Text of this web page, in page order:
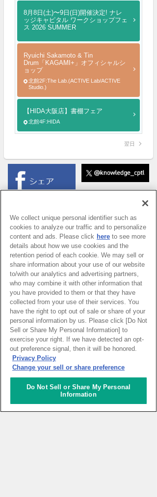
8月8日(土)〜9日(日)開催決定! ナレ
ッジキャピタル ワークショップフェ
ス 2026 SUMMER
Ryuichi Sakamoto & Tin
Drum「KAGAMI+」オフィシャルシ
ョップ
北館2F:The Lab.(ACTIVE Lab/ACTIVE
Studio.)
【HIDA大阪店】書棚フェア
北館4F:HIDA
翌日
PAGE TOP
HOME
ナレッジキャピタルを知る
We collect unique personal identifier such as
cookies to analyze our traffic and to personalize
content and ads. Please click here to see more
details about how we use cookies and the
retention period of each cookie. We may sell or
share information about your use of our website
to/with our analytics and advertising partners,
who may combine it with other information that
you have provided to them or that they have
collected from your use of their services. You
have the right to opt out of sale or share of your
personal information by us. Please click [Do Not
Sell or Share My Personal Information] to
exercise your right. If we have detected an opt-
out preference signal, then it will be honored.
Privacy Policy
Change your sell or share preference
Do Not Sell or Share My Personal
Information